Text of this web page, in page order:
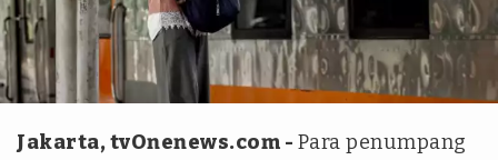
tvOnenews.com/Julio Trisaputra
Jakarta, tvOnenews.com - Para penumpang